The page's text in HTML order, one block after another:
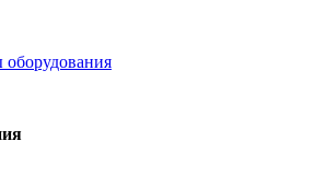
оборудования